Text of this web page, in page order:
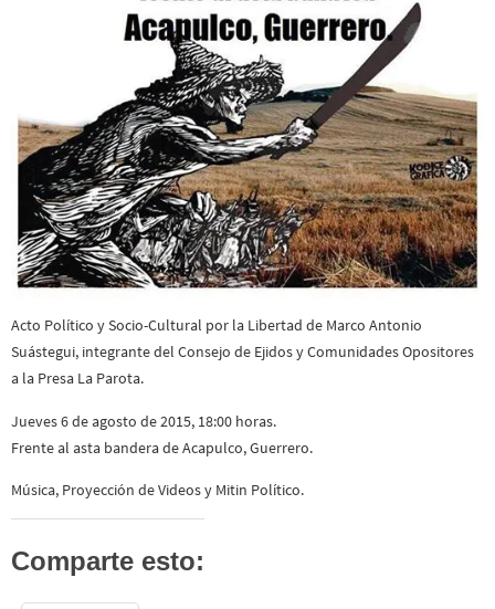
Acto Político y Socio-Cultural por la Libertad de Marco Antonio
Suástegui, integrante del Consejo de Ejidos y Comunidades Opositores
a la Presa La Parota.
Jueves 6 de agosto de 2015, 18:00 horas.
Frente al asta bandera de Acapulco, Guerrero.
Música, Proyección de Videos y Mitin Político.
Comparte esto: